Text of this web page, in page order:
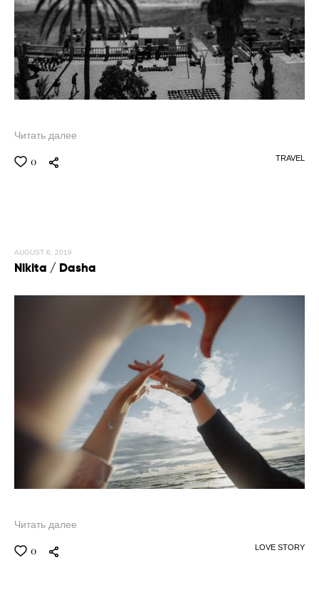
Читать далее
0 TRAVEL
Читать далее
0 LOVE STORY
AUGUST 6, 2019
Nikita / Dasha